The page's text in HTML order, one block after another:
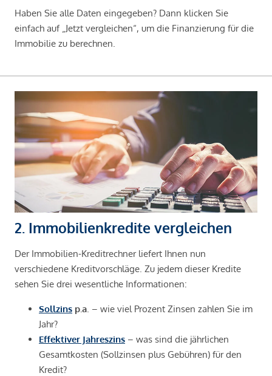
Haben Sie alle Daten eingegeben? Dann klicken Sie
einfach auf „Jetzt vergleichen“, um die Finanzierung für die
Immobilie zu berechnen.
2. Immobilienkredite vergleichen
Der Immobilien-Kreditrechner liefert Ihnen nun
verschiedene Kreditvorschläge. Zu jedem dieser Kredite
sehen Sie drei wesentliche Informationen:
Sollzins p.a . – wie viel Prozent Zinsen zahlen Sie im
Jahr?
Effektiver Jahreszins – was sind die jährlichen
Gesamtkosten (Sollzinsen plus Gebühren) für den
Kredit?